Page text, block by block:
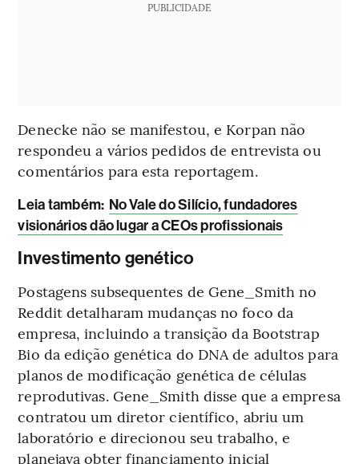
PUBLICIDADE
Denecke não se manifestou, e Korpan não
respondeu a vários pedidos de entrevista ou
comentários para esta reportagem.
Leia também: No Vale do Silício, fundadores
visionários dão lugar a CEOs profissionais
Investimento genético
Postagens subsequentes de Gene_Smith no
Reddit detalharam mudanças no foco da
empresa, incluindo a transição da Bootstrap
Bio da edição genética do DNA de adultos para
planos de modificação genética de células
reprodutivas. Gene_Smith disse que a empresa
contratou um diretor científico, abriu um
laboratório e direcionou seu trabalho, e
planejava obter financiamento inicial